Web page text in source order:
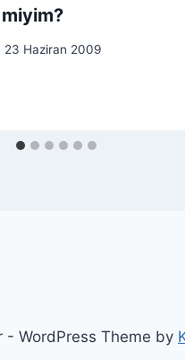
23 Haziran 2009
WordPress Theme by